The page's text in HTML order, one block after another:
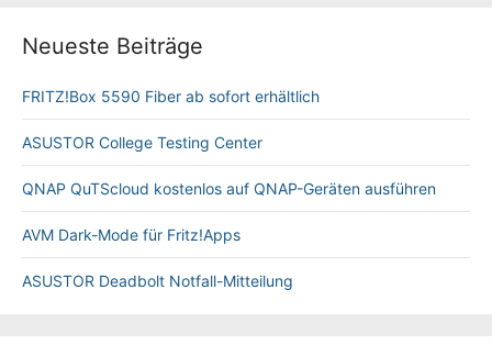
Neueste Beiträge
FRITZ!Box 5590 Fiber ab sofort erhältlich
ASUSTOR College Testing Center
QNAP QuTScloud kostenlos auf QNAP-Geräten ausführen
AVM Dark-Mode für Fritz!Apps
ASUSTOR Deadbolt Notfall-Mitteilung